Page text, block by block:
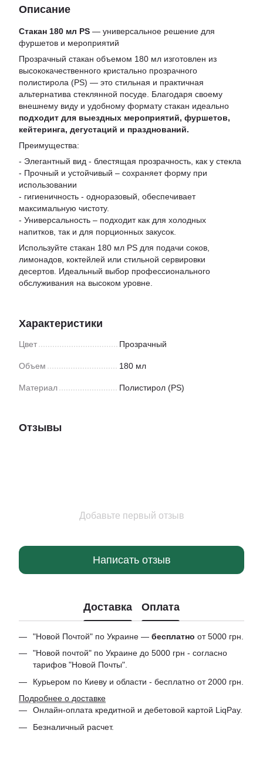
Описание
Стакан 180 мл PS — универсальное решение для
фуршетов и мероприятий
Прозрачный стакан объемом 180 мл изготовлен из
высококачественного кристально прозрачного
полистирола (PS) — это стильная и практичная
альтернатива стеклянной посуде. Благодаря своему
внешнему виду и удобному формату стакан идеально
подходит для выездных мероприятий, фуршетов,
кейтеринга, дегустаций и празднований.
Преимущества:
- Элегантный вид - блестящая прозрачность, как у стекла
- Прочный и устойчивый – сохраняет форму при
использовании
- гигиеничность - одноразовый, обеспечивает
максимальную чистоту.
- Универсальность – подходит как для холодных
напитков, так и для порционных закусок.
Используйте стакан 180 мл PS для подачи соков,
лимонадов, коктейлей или стильной сервировки
десертов. Идеальный выбор профессионального
обслуживания на высоком уровне.
Характеристики
Цвет Прозрачный
Объем 180 мл
Материал Полистирол (PS)
Отзывы
Добавьте первый отзыв
Написать отзыв
Доставка Оплата
"Новой Почтой" по Украине — бесплатно от 5000 грн.
"Новой почтой" по Украине до 5000 грн - согласно
тарифов "Новой Почты".
Курьером по Киеву и области - бесплатно от 2000 грн.
Подробнее о доставке
Онлайн-оплата кредитной и дебетовой картой LiqPay.
Безналичный расчет.